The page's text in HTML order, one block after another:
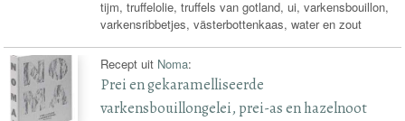
tijm, truffelolie, truffels van gotland, ui, varkensbouillon,
varkensribbetjes, västerbottenkaas, water en zout
Recept uit Noma:
Prei en gekaramelliseerde
varkensbouillongelei, prei-as en hazelnoot